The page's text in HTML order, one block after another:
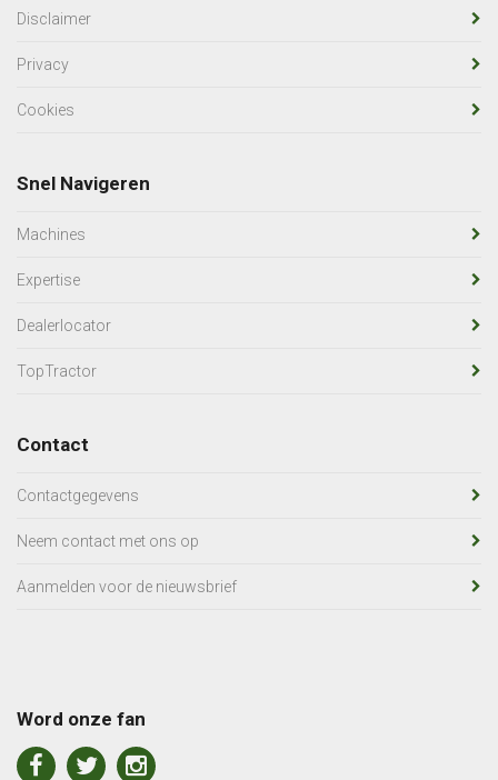
Disclaimer
Privacy
Cookies
Snel Navigeren
Machines
Expertise
Dealerlocator
TopTractor
Contact
Contactgegevens
Neem contact met ons op
Aanmelden voor de nieuwsbrief
Word onze fan